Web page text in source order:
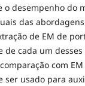
o desempenho do
das
de EM de
cada um
com
ser usado para